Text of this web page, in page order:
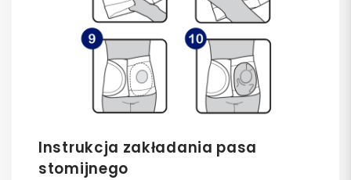
Instrukcja zakładania pasa
stomijnego